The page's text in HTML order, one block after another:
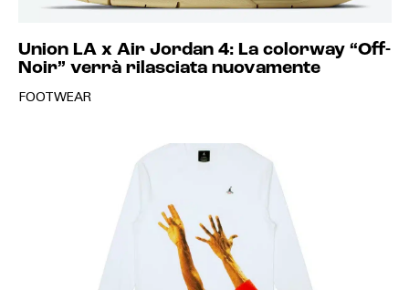
Union LA x Air Jordan 4: La colorway “Off-
Noir” verrà rilasciata nuovamente
FOOTWEAR